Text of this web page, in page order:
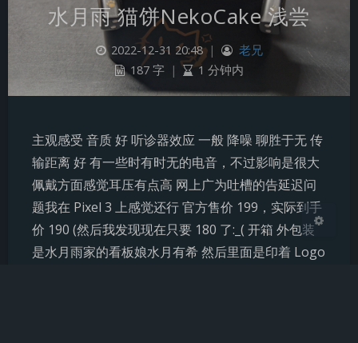
夜间模式
Sans Serif
水月雨 猫饼NekoCake 浅尝
2022-12-31 20:48 |
老兄
187 字
| 1 分钟内
主观感受 音质 好 听诊器效应 一般 降噪 聊胜于无 传
输距离 好 有一些时有时无的电音，不过影响是很大
佩戴方面感觉耳压有点高 网上广为吐槽的告延迟问
题我在 Pixel 3 上感觉还行 官方售价 199，实际到手
价 190 (然后我发现现在只要 180 了:_( 开箱 外包装
是水月雨家的看板娘水月有希 然后里面是印着 Logo